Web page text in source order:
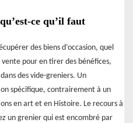
ce qu’il faut
des biens d’occasion, quel
pour en tirer des bénéfices,
des vide-greniers. Un
spécifique, contrairement à un
en art et en Histoire. Le recours à
un grenier qui est encombré par